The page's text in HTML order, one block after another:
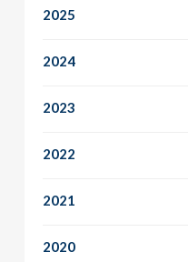
2025
2024
2023
2022
2021
2020